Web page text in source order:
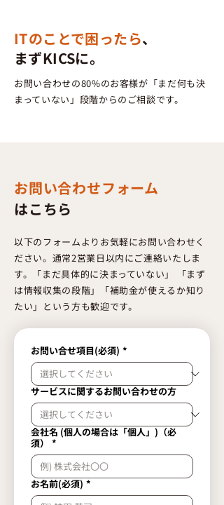
ITのことで困ったら、
まずKICSに。
お問い合わせの80%のお客様が「まだ何も決
まっていない」段階からのご相談です。
お問い合わせフォーム
はこちら
以下のフォームよりお気軽にお問い合わせく
ださい。通常2営業日以内にご連絡いたしま
す。「まだ具体的に決まっていない」 「まず
は情報収集の段階」「補助金が使えるか知り
たい」という方も歓迎です。
お問い合せ項目(必須) *
サービスに関するお問い合わせの方
会社名 (個人の場合は「個人」)（必
須）
*
お名前(必須) *